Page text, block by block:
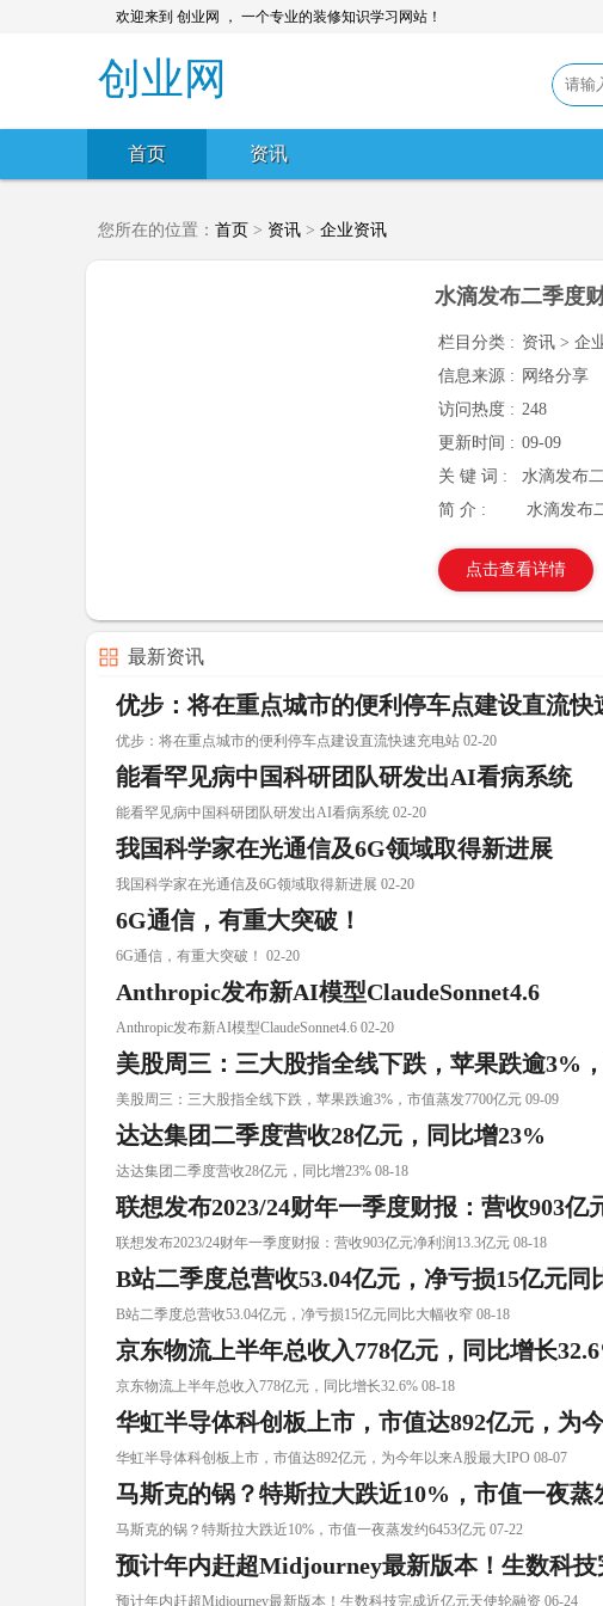
欢迎来到 创业网 ， 一个专业的装修知识学习网站！
创业网
首页 资讯
您所在的位置： 首页 > 资讯 > 企业资讯
水滴发布二季度
栏目分类 : 资讯 > 企
信息来源 : 网络分享
访问热度 : 248
更新时间 : 09-09
关 键 词 :
水滴发布
简 介 :
水滴发布
点击查看详情
最新资讯
优步：将在重点城市的便利停车点建设直流快
优步：将在重点城市的便利停车点建设直流快速充电站 02-20
能看罕见病中国科研团队研发出AI看病系统
能看罕见病中国科研团队研发出AI看病系统 02-20
我国科学家在光通信及6G领域取得新进展
我国科学家在光通信及6G领域取得新进展 02-20
6G通信，有重大突破！
6G通信，有重大突破！ 02-20
Anthropic发布新AI模型ClaudeSonnet4.6
Anthropic发布新AI模型ClaudeSonnet4.6 02-20
美股周三：三大股指全线下跌，苹果跌逾3%
美股周三：三大股指全线下跌，苹果跌逾3%，市值蒸发7700亿元 09-09
达达集团二季度营收28亿元，同比增23%
达达集团二季度营收28亿元，同比增23% 08-18
联想发布2023/24财年一季度财报：营收903亿
联想发布2023/24财年一季度财报：营收903亿元净利润13.3亿元 08-18
B站二季度总营收53.04亿元，净亏损15亿元同
B站二季度总营收53.04亿元，净亏损15亿元同比大幅收窄 08-18
京东物流上半年总收入778亿元，同比增长
京东物流上半年总收入778亿元，同比增长32.6% 08-18
华虹半导体科创板上市，市值达892亿元，为
华虹半导体科创板上市，市值达892亿元，为今年以来A股最大IPO 08-07
马斯克的锅？特斯拉大跌近10%，市值一夜蒸
马斯克的锅？特斯拉大跌近10%，市值一夜蒸发约6453亿元 07-22
预计年内赶超Midjourney最新版本！生数科
预计年内赶超Midjourney最新版本！生数科技完成近亿元天使轮融资 06-24